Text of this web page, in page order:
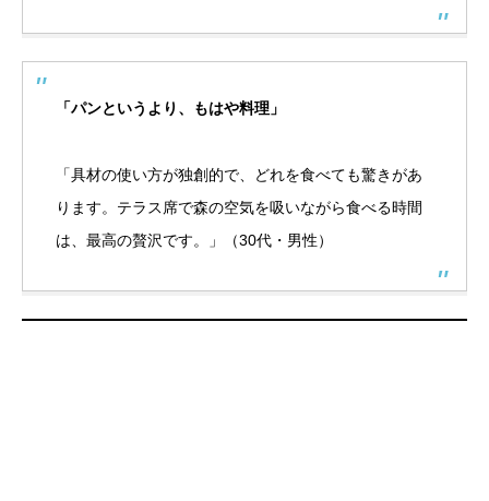
「パンというより、もはや料理」
「具材の使い方が独創的で、どれを食べても驚きがあ
ります。テラス席で森の空気を吸いながら食べる時間
は、最高の贅沢です。」（30代・男性）